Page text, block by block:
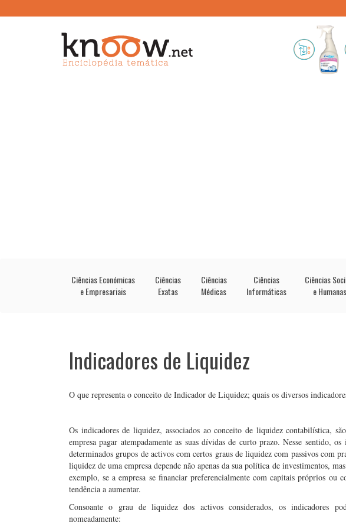
Ciências Económicas
e Empresariais
Ciências
Exatas
Ciências
Médicas
Ciências
Informáticas
Ciências
e Humanas
Indicadores de Liquidez
O que representa o conceito de Indicador de Liquidez; quais os diversos
Os indicadores de liquidez, associados ao conceito de liquidez contabilística,
empresa pagar atempadamente as suas dívidas de curto prazo. Nesse sentido,
determinados grupos de activos com certos graus de liquidez com passivos com
liquidez de uma empresa depende não apenas da sua política de investimentos,
exemplo, se a empresa se financiar preferencialmente com capitais próprios
tendência a aumentar.
Consoante o grau de liquidez dos activos considerados, os indicadores
nomeadamente: